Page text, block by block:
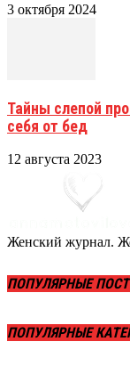
3 октября 2024
Тайны слепой
себя от бед
12 августа 2023
Женский журнал.
ПОПУЛЯРНЫЕ
ПОПУЛЯРНЫЕ